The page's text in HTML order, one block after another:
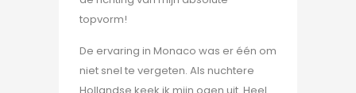
topvorm!
De ervaring in Monaco was er één om
niet snel te vergeten. Als nuchtere